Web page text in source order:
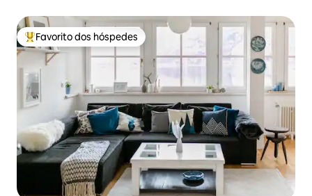
Favoritos dos hóspedes mais apreciados
Favorito dos hóspedes